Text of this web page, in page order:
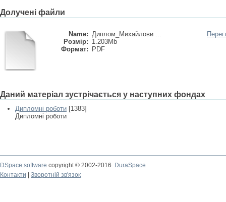
Долучені файли
Name: Диплом_Михайлови ...
Розмір: 1.203Mb
Формат:
PDF
Даний матеріал зустрічається у наступних фондах
Дипломні роботи [1383]
Дипломні роботи
DSpace software copyright © 2002-2016
DuraSpace
Контакти
Зворотній зв'язок